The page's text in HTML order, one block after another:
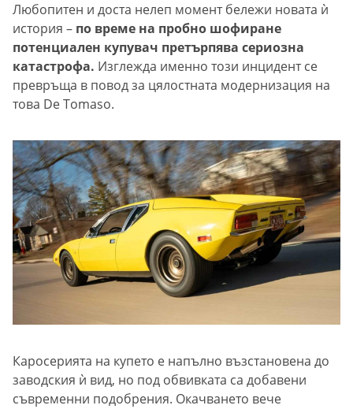
Любопитен и доста нелеп момент бележи новата ѝ
история – по време на пробно шофиране
потенциален купувач претърпява сериозна
катастрофа. Изглежда именно този инцидент се
превръща в повод за цялостната модернизация на
това De Tomaso.
Каросерията на купето е напълно възстановена до
заводския ѝ вид, но под обвивката са добавени
съвременни подобрения. Окачването вече